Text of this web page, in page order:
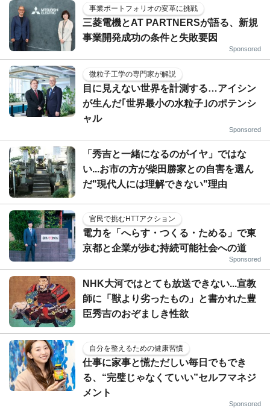
事業ポートフォリオの変革に挑戦
三菱電機とAT PARTNERSが語る、新規
事業開発成功の条件と失敗要因
Sponsored
微粒子工学の専門家が解説
目に見えない世界を計測する…アイシン
が生んだ｢世界最小の水粒子｣のポテンシ
ャル
Sponsored
「秀吉と一緒になるのがイヤ」ではな
い...お市の方が柴田勝家との自害を選ん
だ"現代人には理解できない"理由
官民で挑むHTTアクション
電力を「へらす・つくる・ためる」で東
京都と企業が歩む持続可能社会への道
Sponsored
NHK大河ではとても放送できない...宣教
師に「獣より劣ったもの」と書かれた豊
臣秀吉のおぞましき性欲
自分を整えるための健康習慣
仕事に家事と慌ただしい毎日でもでき
る、“完璧じゃなくていい”セルフマネジ
メント
Sponsored